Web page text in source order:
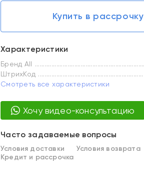
Купить в рассрочку
Характеристики
Бренд All
ШтрихКод
Смотреть все характеристики
Хочу видео-консультацию
Часто задаваемые вопросы
Условия доставки
Условия возврата
Кредит и рассрочка